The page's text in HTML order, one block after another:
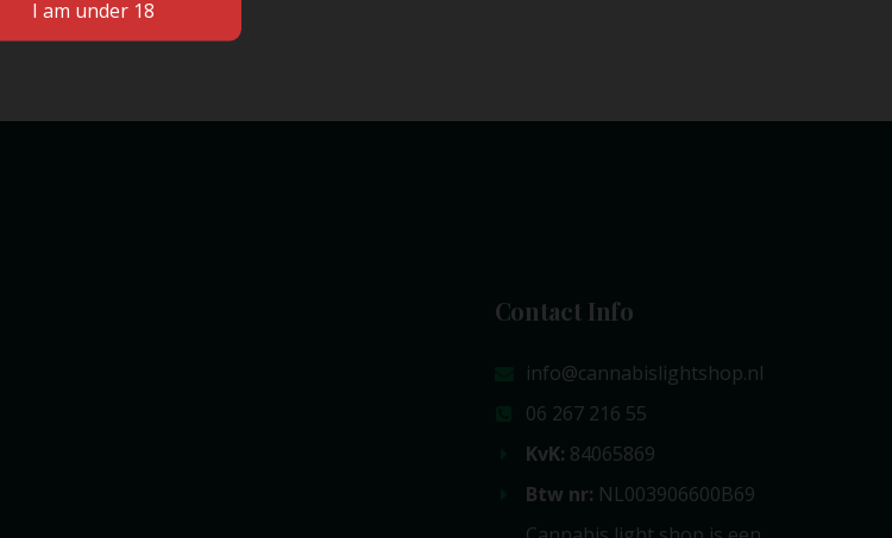
Contact Info
info@cannabislightshop.nl
06 267 216 55
KvK: 84065869
Btw nr: NL003906600B69